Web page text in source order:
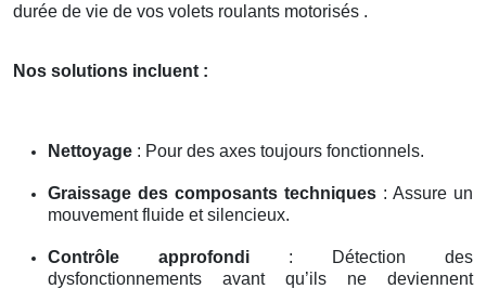
durée de vie de vos volets roulants motorisés .
Nos solutions incluent :
Nettoyage : Pour des axes toujours fonctionnels.
Graissage des composants techniques : Assure un
mouvement fluide et silencieux.
Contrôle approfondi : Détection des
dysfonctionnements avant qu’ils ne deviennent